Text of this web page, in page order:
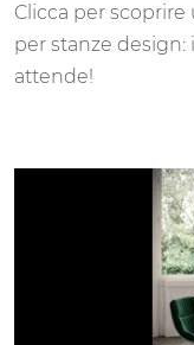
Clicca per
per stanze design:
attende!